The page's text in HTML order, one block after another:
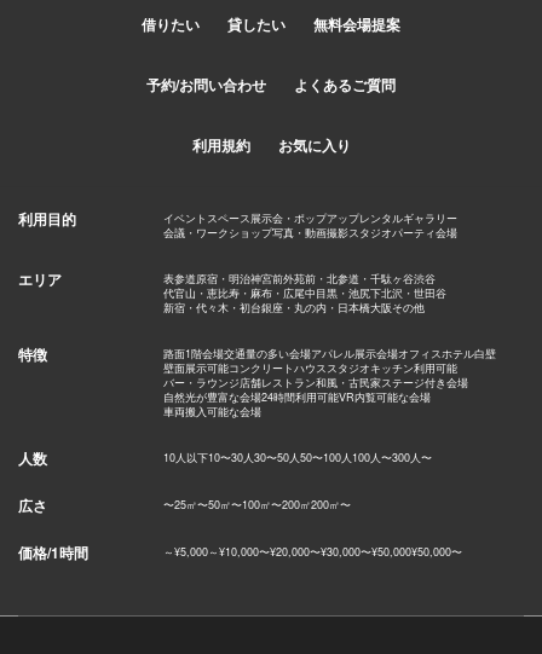
借りたい 貸したい 無料会場提案
予約/お問い合わせ よくあるご質問
利用規約 お気に入り
利用目的 イベントスペース展示会・ポップアップレンタルギャラリー
会議・ワークショップ写真・動画撮影スタジオパーティ会場
エリア 表参道原宿・明治神宮前外苑前・北参道・千駄ヶ谷渋谷
代官山・恵比寿・麻布・広尾中目黒・池尻下北沢・世田谷
新宿・代々木・初台銀座・丸の内・日本橋大阪その他
特徴 路面1階会場交通量の多い会場アパレル展示会場オフィスホテル白壁
壁面展示可能コンクリートハウススタジオキッチン利用可能
バー・ラウンジ店舗レストラン和風・古民家ステージ付き会場
自然光が豊富な会場24時間利用可能VR内覧可能な会場
車両搬入可能な会場
人数 10人以下10〜30人30〜50人50〜100人100人〜300人〜
広さ 〜25㎡〜50㎡〜100㎡〜200㎡200㎡〜
価格/1時間 ～¥5,000～¥10,000〜¥20,000〜¥30,000〜¥50,000¥50,000〜